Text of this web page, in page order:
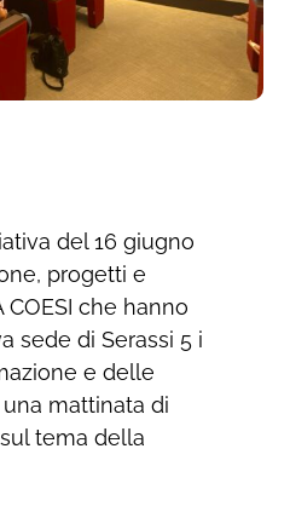
del 16 giugno
progetti e
che hanno
sede di Serassi 5 i
e delle
mattinata di
tema della